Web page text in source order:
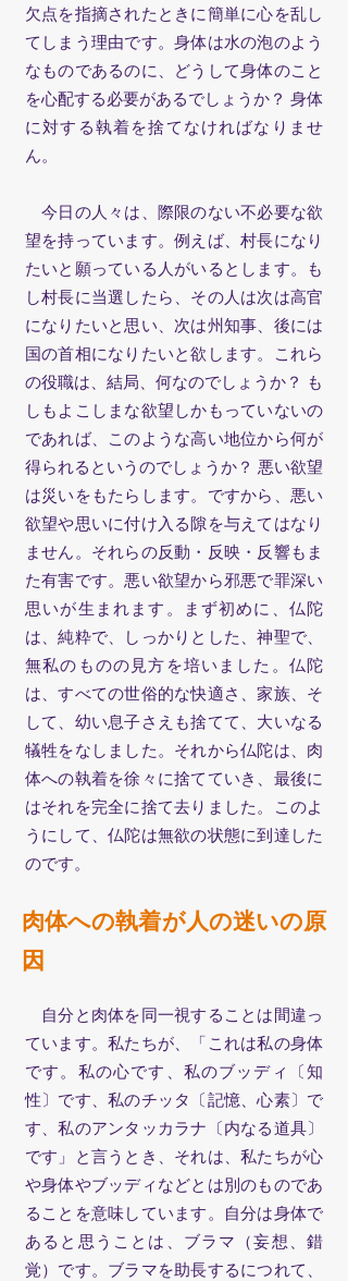
欠点を指摘されたときに簡単に心を乱し
てしまう理由です。身体は水の泡のよう
なものであるのに、どうして身体のこと
を心配する必要があるでしょうか？ 身体
に対する執着を捨てなければなりませ
ん。
今日の人々は、際限のない不必要な欲
望を持っています。例えば、村長になり
たいと願っている人がいるとします。も
し村長に当選したら、その人は次は高官
になりたいと思い、次は州知事、後には
国の首相になりたいと欲します。これら
の役職は、結局、何なのでしょうか？ も
しもよこしまな欲望しかもっていないの
であれば、このような高い地位から何が
得られるというのでしょうか？ 悪い欲望
は災いをもたらします。ですから、悪い
欲望や思いに付け入る隙を与えてはなり
ません。それらの反動・反映・反響もま
た有害です。悪い欲望から邪悪で罪深い
思いが生まれます。まず初めに、仏陀
は、純粋で、しっかりとした、神聖で、
無私のものの見方を培いました。仏陀
は、すべての世俗的な快適さ、家族、そ
して、幼い息子さえも捨てて、大いなる
犠牲をなしました。それから仏陀は、肉
体への執着を徐々に捨てていき、最後に
はそれを完全に捨て去りました。このよ
うにして、仏陀は無欲の状態に到達した
のです。
肉体への執着が人の迷いの原
因
自分と肉体を同一視することは間違っ
ています。私たちが、「これは私の身体
です。私の心です、私のブッディ〔知
性〕です、私のチッタ〔記憶、心素〕で
す、私のアンタッカラナ〔内なる道具〕
です」と言うとき、それは、私たちが心
や身体やブッディなどとは別のものであ
ることを意味しています。自分は身体で
あると思うことは、ブラマ（妄想、錯
覚）です。ブラマを助長するにつれて、